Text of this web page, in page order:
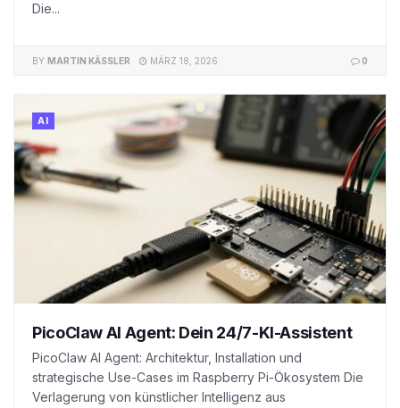
Die...
BY MARTIN KÄSSLER MÄRZ 18, 2026 0
AI
PicoClaw AI Agent: Dein 24/7-KI-Assistent
PicoClaw AI Agent: Architektur, Installation und
strategische Use-Cases im Raspberry Pi-Ökosystem Die
Verlagerung von künstlicher Intelligenz aus